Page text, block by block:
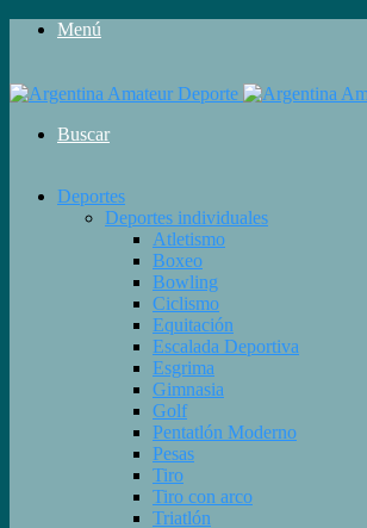
Menú
Buscar
Deportes
Deportes individuales
Atletismo
Boxeo
Bowling
Ciclismo
Equitación
Escalada Deportiva
Esgrima
Gimnasia
Golf
Pentatlón Moderno
Pesas
Tiro
Tiro con arco
Triatlón